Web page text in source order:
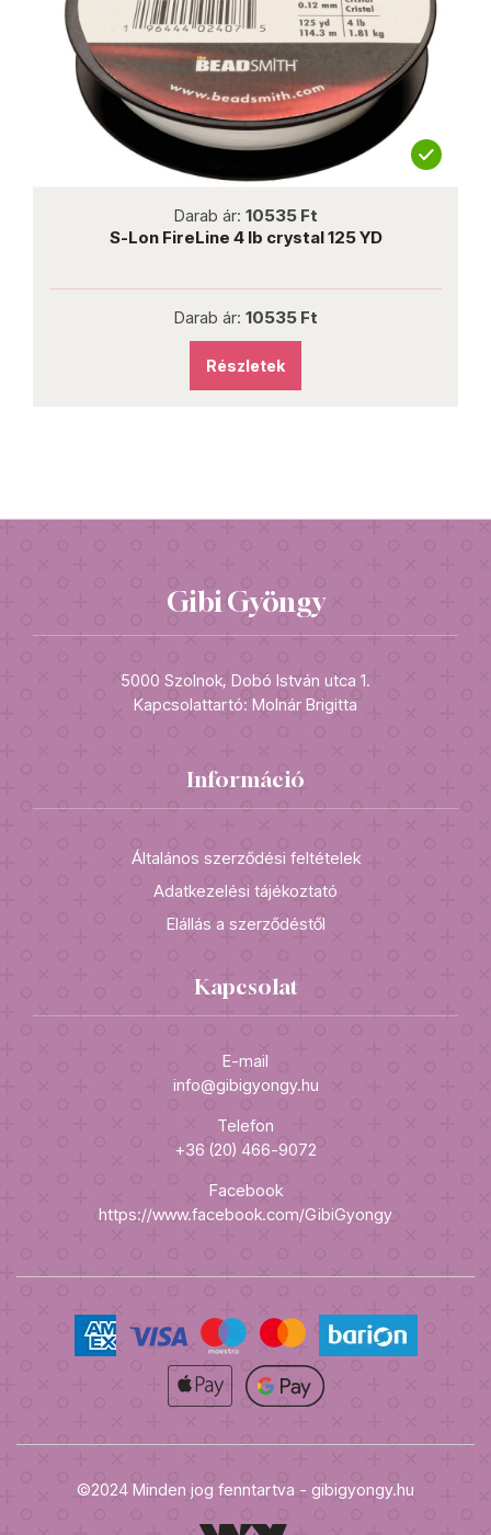
Darab ár: 10535 Ft
S-Lon FireLine 4 lb crystal 125 YD
Darab ár: 10535 Ft
Részletek
Gibi Gyöngy
5000 Szolnok, Dobó István utca 1.
Kapcsolattartó: Molnár Brigitta
Információ
Általános szerződési feltételek
Adatkezelési tájékoztató
Elállás a szerződéstől
Kapcsolat
E-mail
info@gibigyongy.hu
Telefon
+36 (20) 466-9072
Facebook
https://www.facebook.com/GibiGyongy
©2024 Minden jog fenntartva - gibigyongy.hu